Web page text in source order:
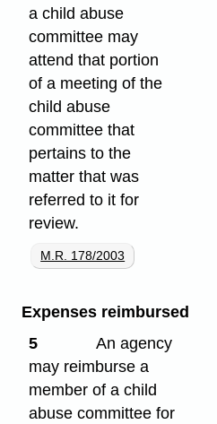
a child abuse
committee may
attend that portion
of a meeting of the
child abuse
committee that
pertains to the
matter that was
referred to it for
review.
M.R. 178/2003
Expenses reimbursed
5
An agency
may reimburse a
member of a child
abuse committee for